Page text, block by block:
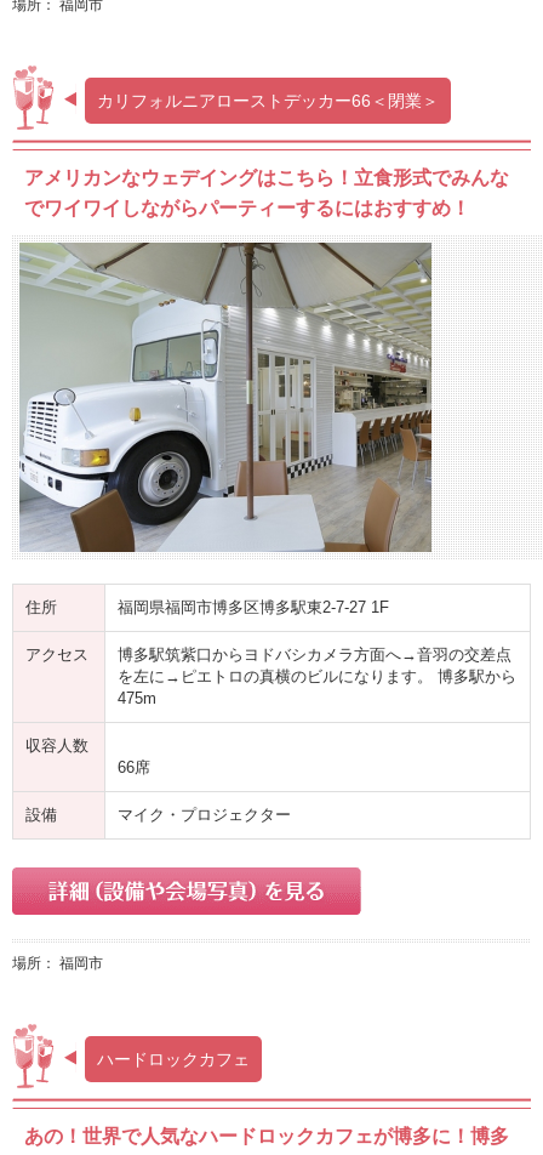
場所： 福岡市
カリフォルニアローストデッカー66＜閉業＞
アメリカンなウェデイングはこちら！立食形式でみんな
でワイワイしながらパーティーするにはおすすめ！
住所 福岡県福岡市博多区博多駅東2-7-27 1F
アクセス
博多駅筑紫口からヨドバシカメラ方面へ→音羽の交差点
を左に→ピエトロの真横のビルになります。 博多駅から
475m
収容人数
66席
設備 マイク・プロジェクター
場所： 福岡市
ハードロックカフェ
あの！世界で人気なハードロックカフェが博多に！博多